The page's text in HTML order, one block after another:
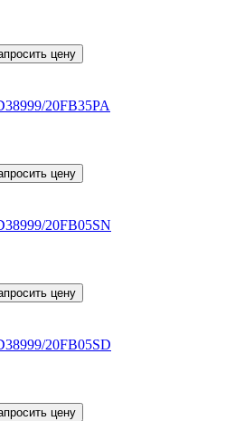
цену
20FB35PA
цену
20FB05SN
цену
20FB05SD
цену